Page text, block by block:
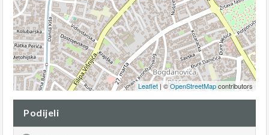
Leaflet | ©OpenStreetMapcontributors
Podijeli